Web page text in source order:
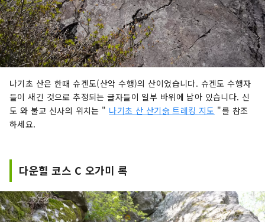
나기초 산은 한때 슈겐도(산악 수행)의 산이었습니다. 슈겐도 수행자
들이 새긴 것으로 추정되는 글자들이 일부 바위에 남아 있습니다. 신
도 와 불교 신사의 위치는 " 나기초 산 산기슭 트레킹 지도 "를 참조
하세요.
다운힐 코스 C 오가미 록